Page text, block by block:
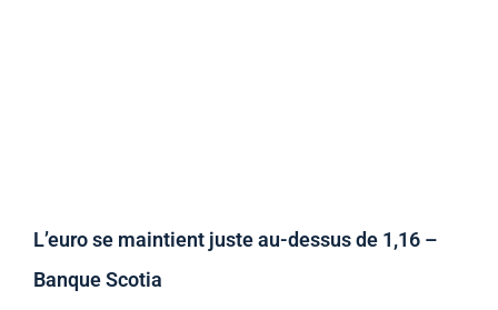
L’euro se maintient juste au-dessus de 1,16 –
Banque Scotia